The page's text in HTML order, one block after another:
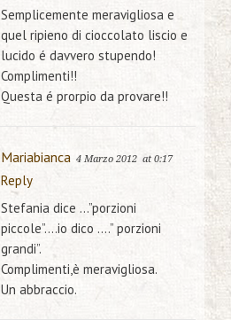
Semplicemente meravigliosa e
quel ripieno di cioccolato liscio e
lucido é davvero stupendo!
Complimenti!!
Questa é prorpio da provare!!
Mariabianca 4 Marzo 2012 at 0:17
Reply
Stefania dice …”porzioni
piccole”….io dico ….” porzioni
grandi”.
Complimenti,è meravigliosa.
Un abbraccio.